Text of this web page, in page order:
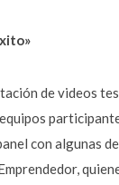
de videos
con algunas